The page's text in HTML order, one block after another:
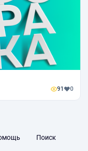
91 0
Поиск